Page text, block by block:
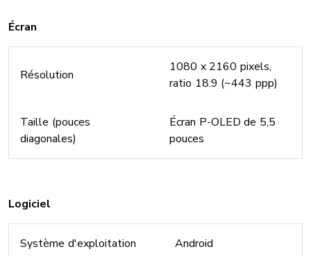
Écran
Résolution
1080 x 2160 pixels,
ratio 18:9 (~443 ppp)
Taille (pouces
diagonales)
Écran P-OLED de 5,5
pouces
Logiciel
Système d'exploitation Android